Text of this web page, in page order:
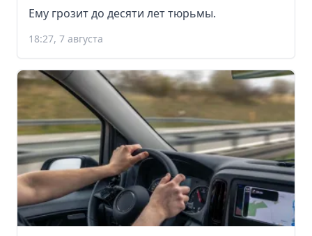
Ему грозит до десяти лет тюрьмы.
18:27, 7 августа